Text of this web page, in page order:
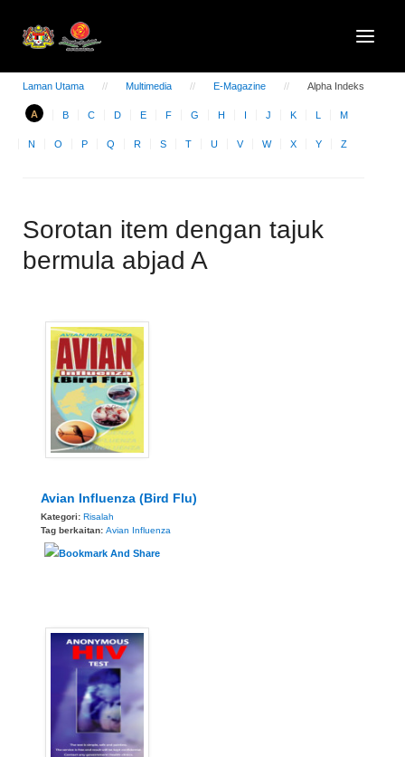
Laman Utama Multimedia E-Magazine Alpha Indeks
A B C D E F G H I J K L M
N O P Q R S T U V W X Y Z
Sorotan item dengan tajuk
bermula abjad A
Avian Influenza (Bird Flu)
Kategori: Risalah
Tag berkaitan: Avian Influenza